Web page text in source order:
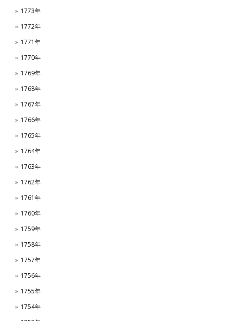
1773年
1772年
1771年
1770年
1769年
1768年
1767年
1766年
1765年
1764年
1763年
1762年
1761年
1760年
1759年
1758年
1757年
1756年
1755年
1754年